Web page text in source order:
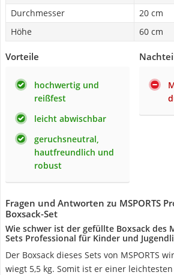
Durchmesser
20 cm
Höhe
60 cm
Vorteile
hochwertig und
reißfest
leicht abwischbar
geruchsneutral,
hautfreundlich und
robust
Fragen und Antworten zu MSPORTS
Boxsack-Set
Wie schwer ist der gefüllte Boxsack des
Sets Professional für Kinder und
Der Boxsack dieses Sets von MSPORTS
wiegt 5,5 kg. Somit ist er einer